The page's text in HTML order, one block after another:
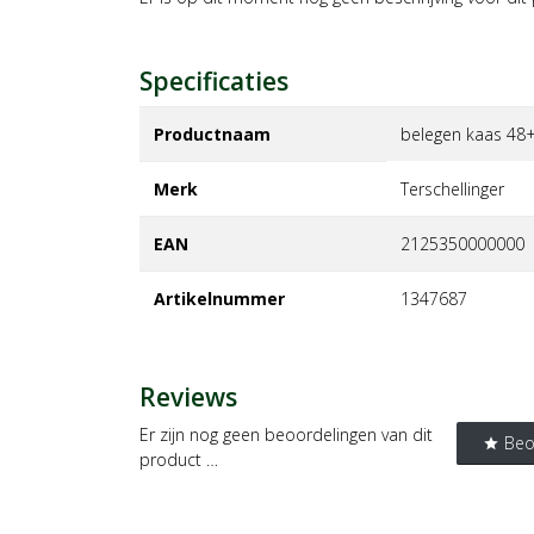
Specificaties
Productnaam belegen kaas
Merk terschellinger
EAN 2125350000000
Artikelnummer 1347687
Reviews
star
Er zijn nog geen beoordelingen van dit
product …